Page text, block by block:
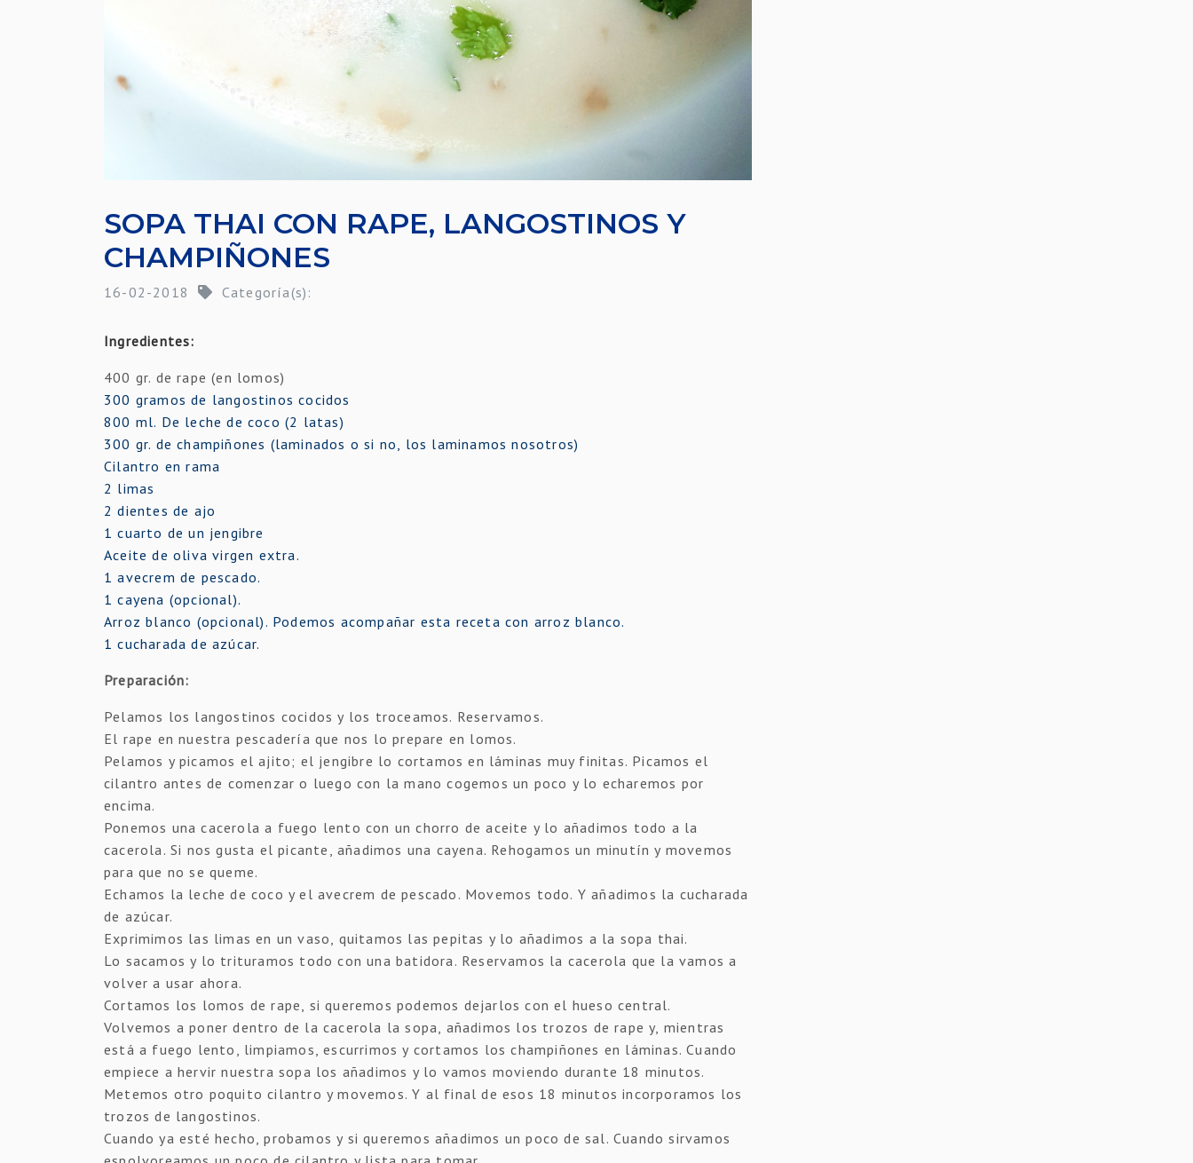
SOPA THAI CON RAPE, LANGOSTINOS Y
CHAMPIÑONES
16-02-2018 Categoría(s):
Ingredientes:
400 gr. de rape (en lomos)
300 gramos de langostinos cocidos
800 ml. De leche de coco (2 latas)
300 gr. de champiñones (laminados o si no, los laminamos nosotros)
Cilantro en rama
2 limas
2 dientes de ajo
1 cuarto de un jengibre
Aceite de oliva virgen extra.
1 avecrem de pescado.
1 cayena (opcional).
Arroz blanco (opcional). Podemos acompañar esta receta con arroz blanco.
1 cucharada de azúcar.
Preparación:
Pelamos los langostinos cocidos y los troceamos. Reservamos.
El rape en nuestra pescadería que nos lo prepare en lomos.
Pelamos y picamos el ajito; el jengibre lo cortamos en láminas muy finitas. Picamos el
cilantro antes de comenzar o luego con la mano cogemos un poco y lo echaremos por
encima.
Ponemos una cacerola a fuego lento con un chorro de aceite y lo añadimos todo a la
cacerola. Si nos gusta el picante, añadimos una cayena. Rehogamos un minutín y movemos
para que no se queme.
Echamos la leche de coco y el avecrem de pescado. Movemos todo. Y añadimos la cucharada
de azúcar.
Exprimimos las limas en un vaso, quitamos las pepitas y lo añadimos a la sopa thai.
Lo sacamos y lo trituramos todo con una batidora. Reservamos la cacerola que la vamos a
volver a usar ahora.
Cortamos los lomos de rape, si queremos podemos dejarlos con el hueso central.
Volvemos a poner dentro de la cacerola la sopa, añadimos los trozos de rape y, mientras
está a fuego lento, limpiamos, escurrimos y cortamos los champiñones en láminas. Cuando
empiece a hervir nuestra sopa los añadimos y lo vamos moviendo durante 18 minutos.
Metemos otro poquito cilantro y movemos. Y al final de esos 18 minutos incorporamos los
trozos de langostinos.
Cuando ya esté hecho, probamos y si queremos añadimos un poco de sal. Cuando sirvamos